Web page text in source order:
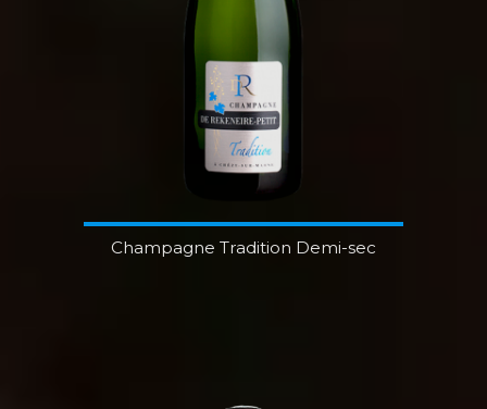
Champagne Tradition Demi-sec